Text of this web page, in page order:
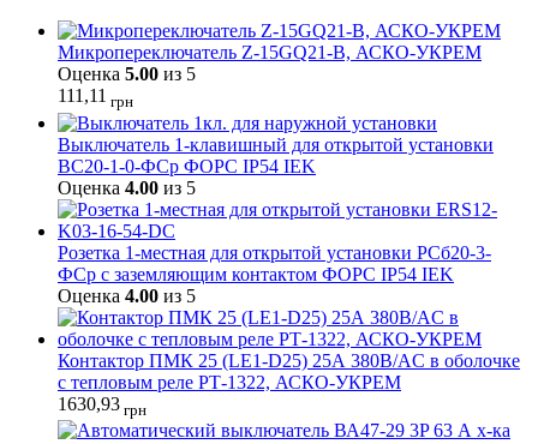
Микропереключатель Z-15GQ21-B, АСКО-УКРЕМ
Оценка 5.00 из 5
111,11 грн
Выключатель 1-клавишный для открытой установки
ВС20-1-0-ФСр ФОРС IP54 IEK
Оценка 4.00 из 5
Розетка 1-местная для открытой установки РСб20-3-
ФСр с заземляющим контактом ФОРС IP54 IEK
Оценка 4.00 из 5
Контактор ПМК 25 (LE1-D25) 25А 380В/AC в оболочке
с тепловым реле РТ-1322, АСКО-УКРЕМ
1630,93 грн